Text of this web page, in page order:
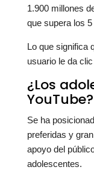
1.900 millones
que supera los
Lo que significa
usuario le da
¿Los
YouTube?
Se ha
preferidas y
apoyo del
adolescentes.